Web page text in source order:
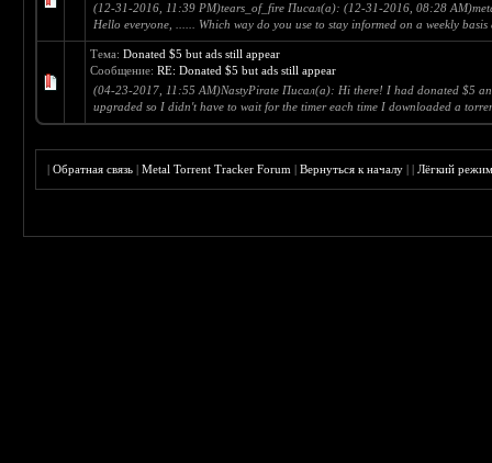
(12-31-2016, 11:39 PM)tears_of_fire Писал(а): (12-31-2016, 08:28
Hello everyone, ...... Which way do you use to stay informed on a weekly
Тема:Donated $5 but ads still appear
Сообщение:RE: Donated $5 but ads still appear
(04-23-2017, 11:55 AM)NastyPirate Писал(а): Hi there! I had donated $5
upgraded so I didn't have to wait for the timer each time I downloaded a
|Обратная связь |Metal Torrent Tracker Forum |Вернуться к началу ||Лёгкий